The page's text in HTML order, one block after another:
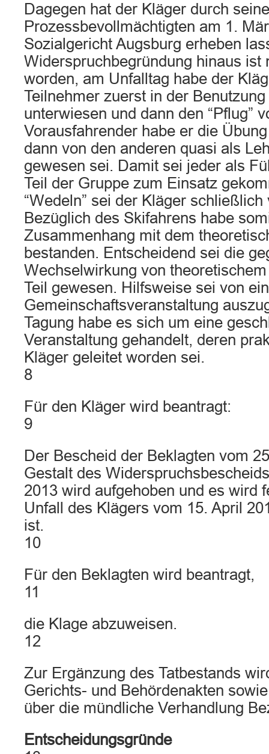
Dagegen hat der Kläger durch
Prozessbevollmächtigten am 1.
Sozialgericht Augsburg erheben
Widerspruchbegründung hinaus ist
worden, am Unfalltag habe der
Teilnehmer zuerst in der
unterwiesen und dann den “Pflug”
Vorausfahrender habe er die
dann von den anderen quasi als
gewesen sei. Damit sei jeder als
Teil der Gruppe zum Einsatz
“Wedeln” sei der Kläger
Bezüglich des Skifahrens habe
Zusammenhang mit dem
bestanden. Entscheidend sei die
Wechselwirkung von
Teil gewesen. Hilfsweise sei von
Gemeinschaftsveranstaltung
Tagung habe es sich um eine
Veranstaltung gehandelt, deren
Kläger geleitet worden sei.
8
Für den Kläger wird beantragt:
9
Der Bescheid der Beklagten vom
Gestalt des
2013 wird aufgehoben und es wird
Unfall des Klägers vom 15. April
ist.
10
Für den Beklagten wird beantragt,
11
die Klage abzuweisen.
12
Zur Ergänzung des Tatbestands
Gerichts- und Behördenakten
über die mündliche Verhandlung
Entscheidungsgründe